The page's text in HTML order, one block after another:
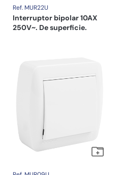
Ref. MUR22U
Interruptor bipolar 10AX
250V~. De superficie.